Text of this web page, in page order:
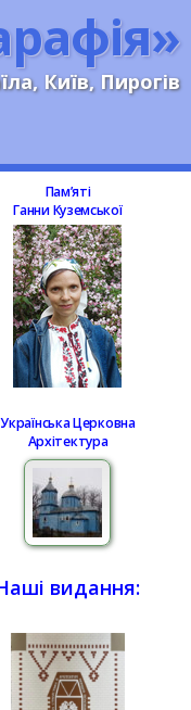
Київ, Пирогів
Памʼяті
Ганни Куземської
Українська Церковна
Архітектура
видання: